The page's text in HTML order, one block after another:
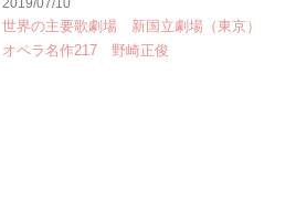
世界の主要歌劇場 新国立劇場（東京）
オペラ名作217 野崎正俊